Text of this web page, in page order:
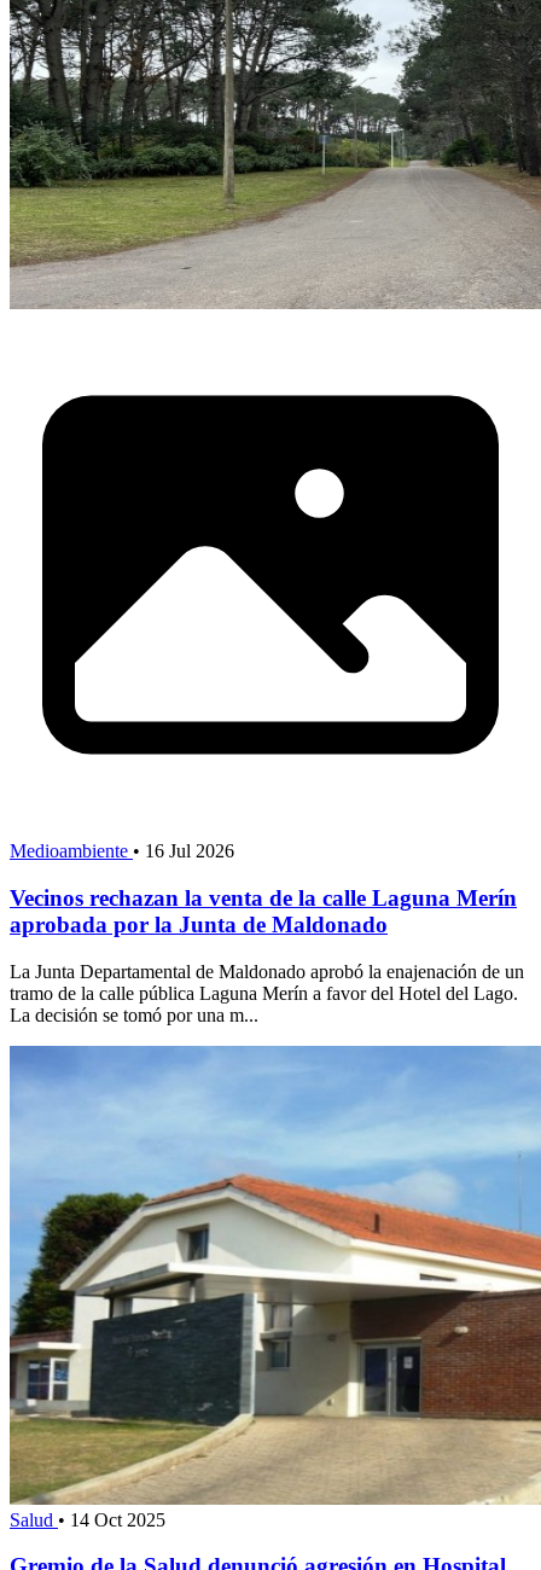
Medioambiente • 16 Jul 2026
Vecinos rechazan la venta de la calle Laguna Merín
aprobada por la Junta de Maldonado
La Junta Departamental de Maldonado aprobó la enajenación de un
tramo de la calle pública Laguna Merín a favor del Hotel del Lago.
La decisión se tomó por una m...
Salud • 14 Oct 2025